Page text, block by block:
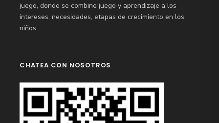
juego, donde se combine juego y aprendizaje a los
intereses, necesidades, etapas de crecimiento en los
niños.
CHATEA CON NOSOTROS